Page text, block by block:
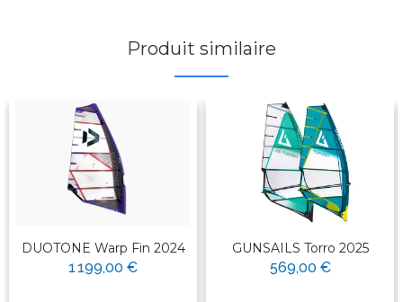
Produit similaire
DUOTONE Warp Fin 2024
1 199,00 €
GUNSAILS Torro 2025
569,00 €